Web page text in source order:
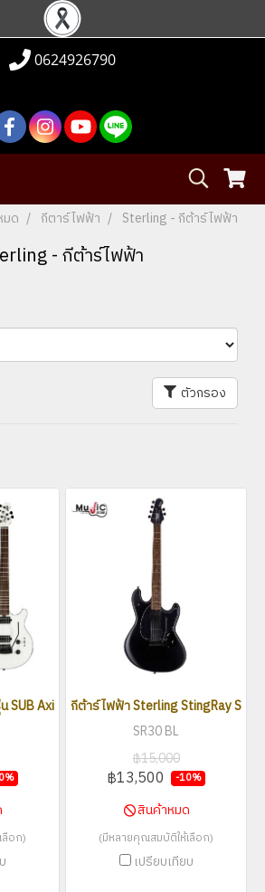
0624926790
มด กีตาร์ไฟฟ้า Sterling - กีต้าร์ไฟฟ้า
- กีต้าร์ไฟฟ้า
ตัวกรอง
Axis AX3S HH
อก)
กีต้าร์ไฟฟ้า Sterling StingRay SR30
SR30 BL
฿15,000
฿13,500 -10%
สินค้าหมด
(มีหลายคุณสมบัติให้เลือก)
เปรียบเทียบ